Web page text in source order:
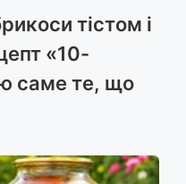
тістом і
«10-
саме те, що